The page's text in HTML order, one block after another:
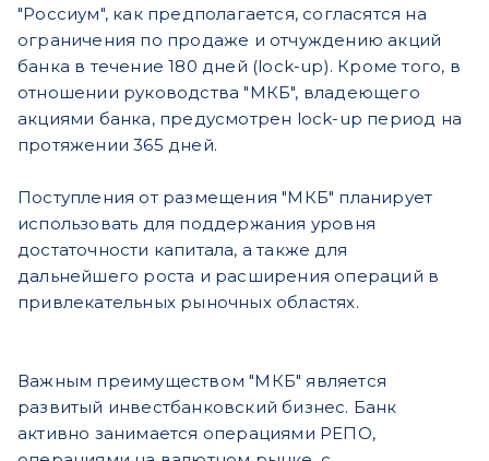
"Россиум", как предполагается, согласятся на
ограничения по продаже и отчуждению акций
банка в течение 180 дней (lock-up). Кроме того, в
отношении руководства "МКБ", владеющего
акциями банка, предусмотрен lock-up период на
протяжении 365 дней.
Поступления от размещения "МКБ" планирует
использовать для поддержания уровня
достаточности капитала, а также для
дальнейшего роста и расширения операций в
привлекательных рыночных областях.
Важным преимуществом "МКБ" является
развитый инвестбанковский бизнес. Банк
активно занимается операциями РЕПО,